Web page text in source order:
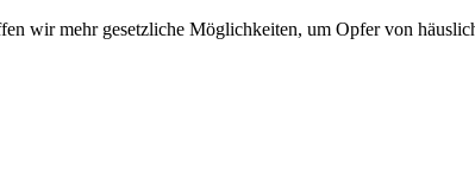
wir mehr gesetzliche Möglichkeiten, um Opfer von